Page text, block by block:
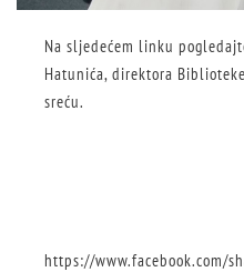
Na sljedećem linku
Hatunića, direktora
sreću.
https://www.facebook.com/